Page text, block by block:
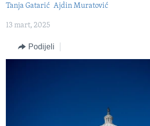
na
BOSNA I HERCEGOVINA
SVIJET
SPECIJALNI PROJEKTI
KORUPCIJA
SLOBODA MEDIJA
Tanja Gatarić Ajdin Muratović
13 mart, 2025
Podijeli